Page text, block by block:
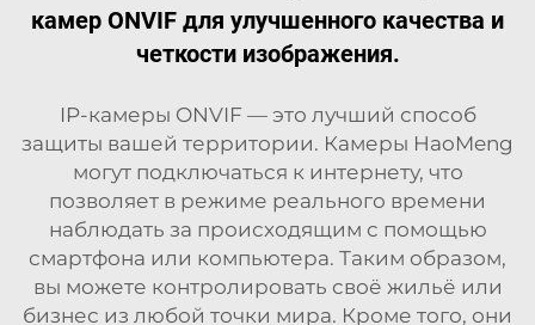
камер ONVIF для улучшенного качества и
четкости изображения.
IP-камеры ONVIF — это лучший способ
защиты вашей территории. Камеры HaoMeng
могут подключаться к интернету, что
позволяет в режиме реального времени
наблюдать за происходящим с помощью
смартфона или компьютера. Таким образом,
вы можете контролировать своё жильё или
бизнес из любой точки мира. Кроме того, они